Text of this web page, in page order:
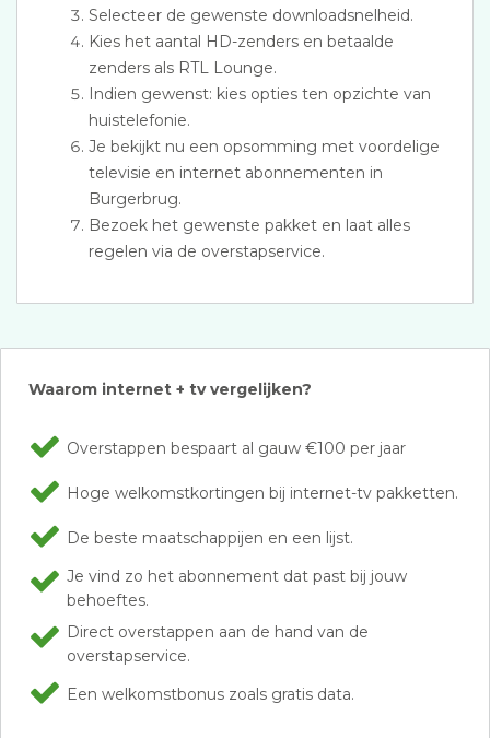
Selecteer de gewenste downloadsnelheid.
Kies het aantal HD-zenders en betaalde
zenders als RTL Lounge.
Indien gewenst: kies opties ten opzichte van
huistelefonie.
Je bekijkt nu een opsomming met voordelige
televisie en internet abonnementen in
Burgerbrug.
Bezoek het gewenste pakket en laat alles
regelen via de overstapservice.
Waarom internet + tv vergelijken?
Overstappen bespaart al gauw €100 per jaar
Hoge welkomstkortingen bij internet-tv pakketten.
De beste maatschappijen en een lijst.
Je vind zo het abonnement dat past bij jouw
behoeftes.
Direct overstappen aan de hand van de
overstapservice.
Een welkomstbonus zoals gratis data.